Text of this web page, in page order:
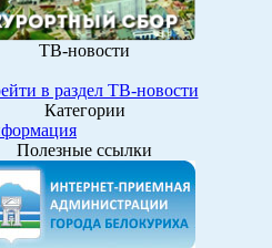
ТВ-новости
в раздел ТВ-новости
Категории
Полезные ссылки